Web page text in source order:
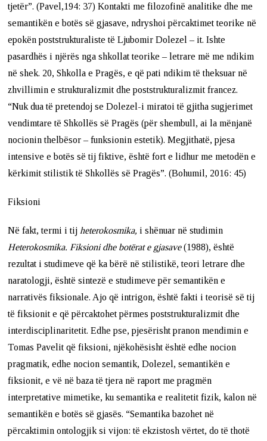
tjetër”. (Pavel,194: 37) Kontakti me filozofinë analitike dhe me
semantikën e botës së gjasave, ndryshoi përcaktimet teorike në
epokën poststrukturaliste të Ljubomir Dolezel – it. Ishte
pasardhës i njërës nga shkollat teorike – letrare më me ndikim
në shek. 20, Shkolla e Pragës, e që pati ndikim të theksuar në
zhvillimin e strukturalizmit dhe poststrukturalizmit francez.
“Nuk dua të pretendoj se Dolezel-i miratoi të gjitha sugjerimet
vendimtare të Shkollës së Pragës (për shembull, ai la mënjanë
nocionin thelbësor – funksionin estetik). Megjithatë, pjesa
intensive e botës së tij fiktive, është fort e lidhur me metodën e
kërkimit stilistik të Shkollës së Pragës”. (Bohumil, 2016: 45)
Fiksioni
Në fakt, termi i tij heterokosmika, i shënuar në studimin
Heterokosmika. Fiksioni dhe botërat e gjasave(1988), është
rezultat i studimeve që ka bërë në stilistikë, teori letrare dhe
naratologji, është sintezë e studimeve për semantikën e
narrativës fiksionale. Ajo që intrigon, është fakti i teorisë së tij
të fiksionit e që përcaktohet përmes poststrukturalizmit dhe
interdisciplinaritetit. Edhe pse, pjesërisht pranon mendimin e
Tomas Pavelit që fiksioni, njëkohësisht është edhe nocion
pragmatik, edhe nocion semantik, Dolezel, semantikën e
fiksionit, e vë në baza të tjera në raport me pragmën
interpretative mimetike, ku semantika e realitetit fizik, kalon në
semantikën e botës së gjasës. “Semantika bazohet në
përcaktimin ontologjik si vijon: të ekzistosh vërtet, do të thotë